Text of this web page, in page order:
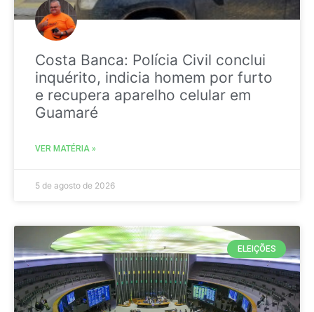
Costa Banca: Polícia Civil conclui
inquérito, indicia homem por furto
e recupera aparelho celular em
Guamaré
VER MATÉRIA »
5 de agosto de 2026
ELEIÇÕES